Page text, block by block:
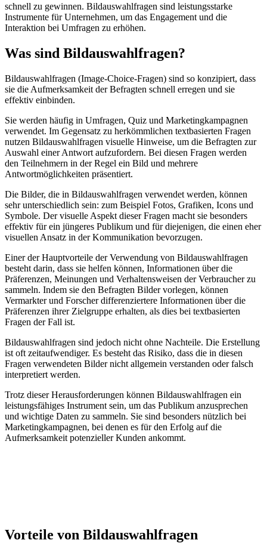
schnell zu gewinnen. Bildauswahlfragen sind leistungsstarke
Instrumente für Unternehmen, um das Engagement und die
Interaktion bei Umfragen zu erhöhen.
Was sind Bildauswahlfragen?
Bildauswahlfragen (Image-Choice-Fragen) sind so konzipiert, dass
sie die Aufmerksamkeit der Befragten schnell erregen und sie
effektiv einbinden.
Sie werden häufig in Umfragen, Quiz und Marketingkampagnen
verwendet. Im Gegensatz zu herkömmlichen textbasierten Fragen
nutzen Bildauswahlfragen visuelle Hinweise, um die Befragten zur
Auswahl einer Antwort aufzufordern. Bei diesen Fragen werden
den Teilnehmern in der Regel ein Bild und mehrere
Antwortmöglichkeiten präsentiert.
Die Bilder, die in Bildauswahlfragen verwendet werden, können
sehr unterschiedlich sein: zum Beispiel Fotos, Grafiken, Icons und
Symbole. Der visuelle Aspekt dieser Fragen macht sie besonders
effektiv für ein jüngeres Publikum und für diejenigen, die einen eher
visuellen Ansatz in der Kommunikation bevorzugen.
Einer der Hauptvorteile der Verwendung von Bildauswahlfragen
besteht darin, dass sie helfen können, Informationen über die
Präferenzen, Meinungen und Verhaltensweisen der Verbraucher zu
sammeln. Indem sie den Befragten Bilder vorlegen, können
Vermarkter und Forscher differenziertere Informationen über die
Präferenzen ihrer Zielgruppe erhalten, als dies bei textbasierten
Fragen der Fall ist.
Bildauswahlfragen sind jedoch nicht ohne Nachteile. Die Erstellung
ist oft zeitaufwendiger. Es besteht das Risiko, dass die in diesen
Fragen verwendeten Bilder nicht allgemein verstanden oder falsch
interpretiert werden.
Trotz dieser Herausforderungen können Bildauswahlfragen ein
leistungsfähiges Instrument sein, um das Publikum anzusprechen
und wichtige Daten zu sammeln. Sie sind besonders nützlich bei
Marketingkampagnen, bei denen es für den Erfolg auf die
Aufmerksamkeit potenzieller Kunden ankommt.
Vorteile von Bildauswahlfragen